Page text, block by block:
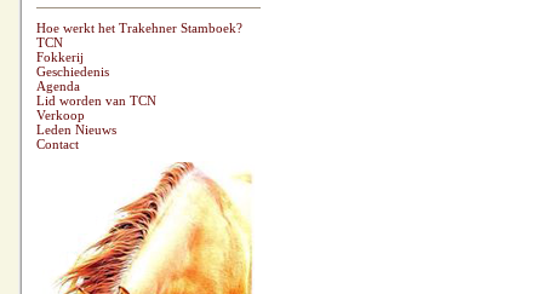
Hoe werkt het Trakehner Stamboek?
TCN
Fokkerij
Geschiedenis
Agenda
Lid worden van TCN
Verkoop
Leden Nieuws
Contact